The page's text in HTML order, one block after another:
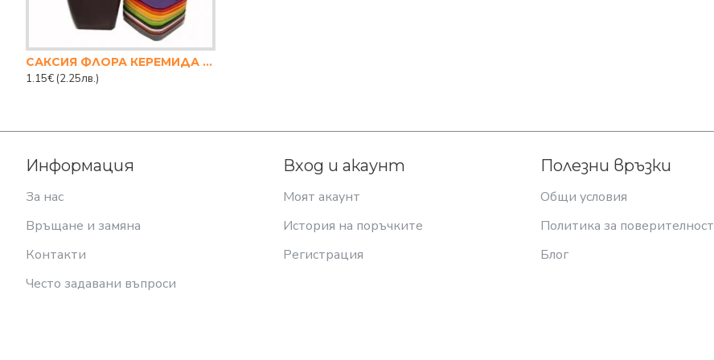
САКСИЯ ФЛОРА КЕРЕМИДА 12/12см.
1.15€ (2.25лв.)
Информация
За нас
Връщане и замяна
Контакти
Често задавани въпроси
Вход и акаунт
Моят акаунт
История на поръчките
Регистрация
Полезни връзки
Общи условия
Политика за поверителност
Блог